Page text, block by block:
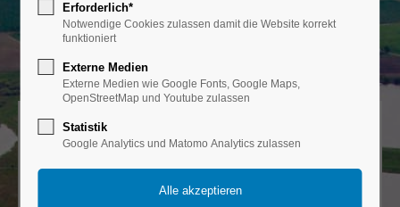
Urlaub & Leben in Mecklenburg-Vorpommern
Mecklenburgische Seenplatte
Die Mecklenburgische Seenplatte ist das größte
Erforderlich*
Notwendige Cookies zulassen damit die Website korrekt
funktioniert
Externe Medien
Externe Medien wie Google Fonts, Google Maps,
OpenStreetMap und Youtube zulassen
Statistik
Google Analytics und Matomo Analytics zulassen